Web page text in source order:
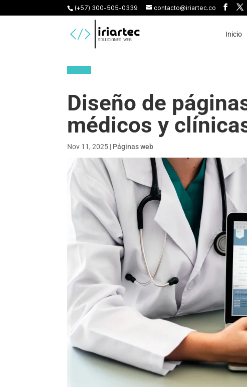
(+57) 300-505-0339 contacto@iriartec.co
Inicio
Diseño de
médicos y
Nov 11, 2025 | Páginas web